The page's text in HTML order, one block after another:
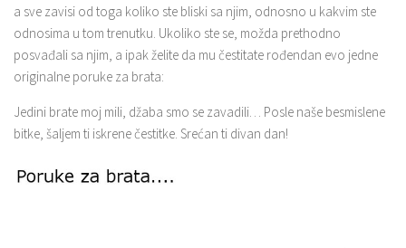
a sve zavisi od toga koliko ste bliski sa njim, odnosno u kakvim ste
odnosima u tom trenutku. Ukoliko ste se, možda prethodno
posvađali sa njim, a ipak želite da mu čestitate rođendan evo jedne
originalne poruke za brata:
Jedini brate moj mili, džaba smo se zavadili… Posle naše besmislene
bitke, šaljem ti iskrene čestitke. Srećan ti divan dan!